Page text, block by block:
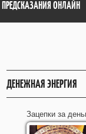
ПРЕДСКАЗАНИЯ ОНЛАЙН
ДЕНЕЖНАЯ ЭНЕРГИЯ
Зацепки за